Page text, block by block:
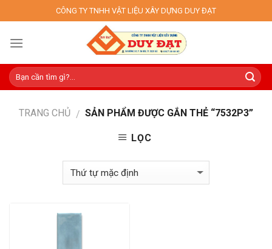
to
content
CÔNG TY TNHH VẬT LIỆU XÂY DỰNG DUY ĐẠT
TRANG CHỦ / SẢN PHẨM ĐƯỢC GẮN THẺ “7532P3”
LỌC